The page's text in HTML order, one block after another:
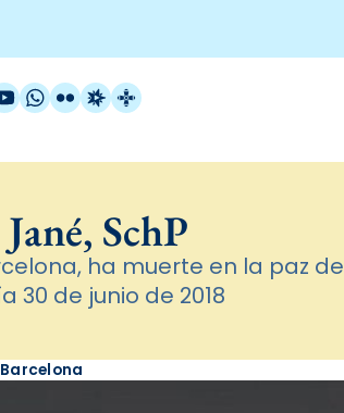
WhatsApp
FlickrRadio Estel
Catalunya Cristiana
SchP
ha muerte en la paz de
30 de junio de 2018